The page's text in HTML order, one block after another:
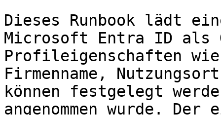
Dieses Runbook lädt
Microsoft Entra ID als
Profileigenschaften wie
Firmenname,
können festgelegt
angenommen wurde.